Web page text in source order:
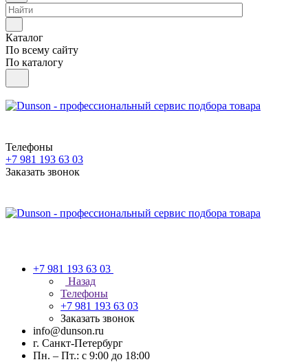
Каталог
По всему сайту
По каталогу
Телефоны
+7 981 193 63 03
Заказать звонок
+7 981 193 63 03
Назад
Телефоны
+7 981 193 63 03
Заказать звонок
info@dunson.ru
г. Санкт-Петербург
Пн. – Пт.: с 9:00 до 18:00